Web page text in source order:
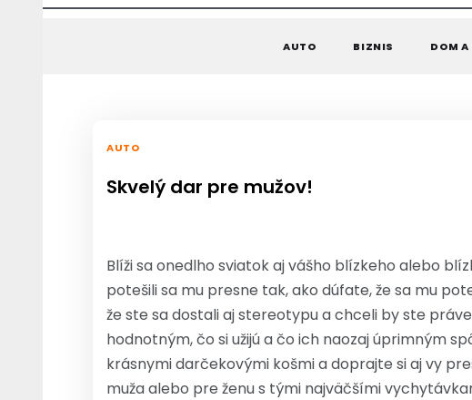
AUTO BIZNIS DOM A
AUTO
Skvelý dar pre mužov!
Blíži sa onedlho sviatok aj vášho blízkeho alebo
potešili sa mu presne tak, ako dúfate, že sa mu
že ste sa dostali aj stereotypu a chceli by ste
hodnotným, čo si užijú a čo ich naozaj úprimným
krásnymi darčekovými košmi a doprajte si aj vy
muža alebo pre ženu s tými najväčšími